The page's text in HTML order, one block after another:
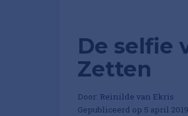
De selfie
Zetten
Door: Reinilde van Ekris
Gepubliceerd op 5 april